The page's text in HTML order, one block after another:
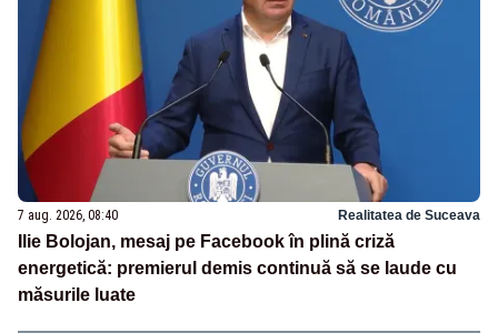
7 aug. 2026, 08:40 Realitatea de Suceava
Ilie Bolojan, mesaj pe Facebook în plină criză
energetică: premierul demis continuă să se laude cu
măsurile luate